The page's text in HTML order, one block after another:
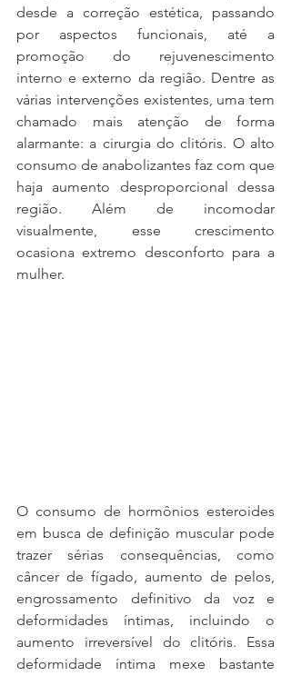
desde a correção estética, passando
por aspectos funcionais, até a
promoção do rejuvenescimento
interno e externo da região. Dentre as
várias intervenções existentes, uma tem
chamado mais atenção de forma
alarmante: a cirurgia do clitóris. O alto
consumo de anabolizantes faz com que
haja aumento desproporcional dessa
região. Além de incomodar
visualmente, esse crescimento
ocasiona extremo desconforto para a
mulher.
O consumo de hormônios esteroides
em busca de definição muscular pode
trazer sérias consequências, como
câncer de fígado, aumento de pelos,
engrossamento definitivo da voz e
deformidades íntimas, incluindo o
aumento irreversível do clitóris. Essa
deformidade íntima mexe bastante